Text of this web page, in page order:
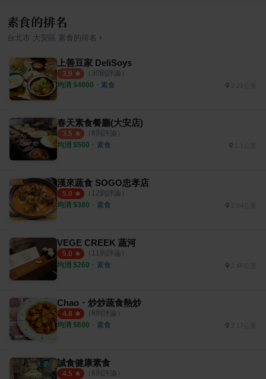
素食的排名
台北市 大安區 素食的排名 ›
上善豆家 DeliSoys
3.9 （ 30則評論）
均消 $4000 ・ 素食
春天素食餐廳(大安店)
3.5 （ 8則評論）
均消 $500 ・ 素食
漢來蔬食 SOGO忠孝店
5.0 （ 12則評論）
均消 $380 ・ 素食 2.04公里
VEGE CREEK 蔬河
5.0 （ 11則評論）
均消 $260 ・ 素食 2.46公里
Chao・炒炒蔬食熱炒
4.8 （ 8則評論）
均消 $600 ・ 素食
誠食健康素食
4.5 （ 6則評論）